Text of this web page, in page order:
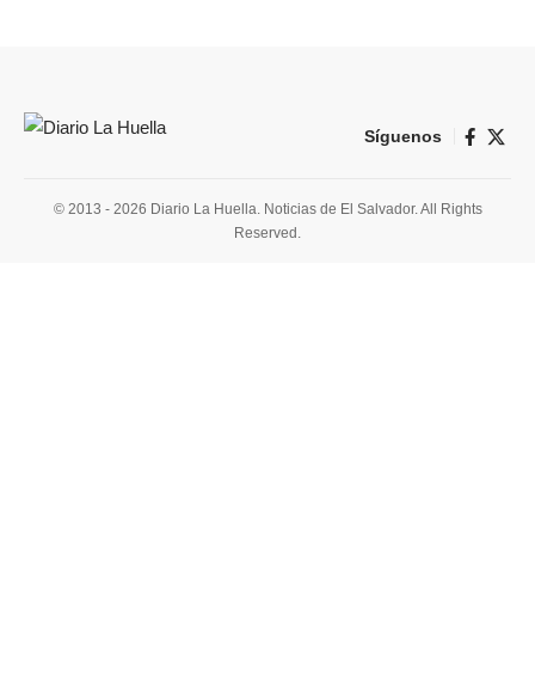
Síguenos
© 2013 - 2026 Diario La Huella. Noticias de El Salvador. All Rights
Reserved.